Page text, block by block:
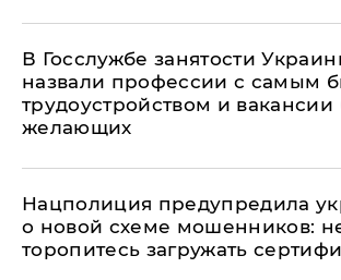
В Госслужбе занятости
назвали профессии с самым
трудоустройством и вакансии
желающих
Нацполиция предупредила
о новой схеме мошенников:
торопитесь загружать